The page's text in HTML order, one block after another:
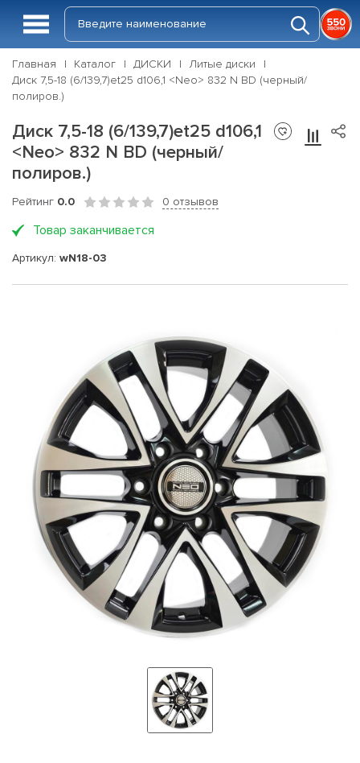
Главная Каталог ДИСКИ
Литые диски
Диск 7,5-18 (6/139,7)et25 d106,1 <Neo> 832 N BD (черный/
полиров.)
Диск 7,5-18 (6/139,7)et25 d106,1
<Neo> 832 N BD (черный/
полиров.)
Рейтинг 0.0 0 отзывов
Товар заканчивается
Артикул: wN18-03